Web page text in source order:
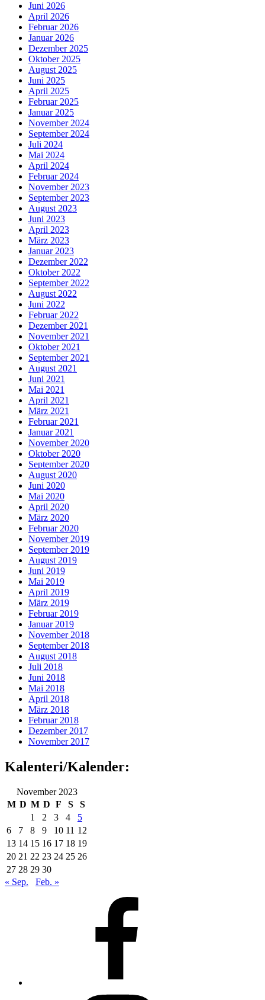
Juni 2026
April 2026
Februar 2026
Januar 2026
Dezember 2025
Oktober 2025
August 2025
Juni 2025
April 2025
Februar 2025
Januar 2025
November 2024
September 2024
Juli 2024
Mai 2024
April 2024
Februar 2024
November 2023
September 2023
August 2023
Juni 2023
April 2023
März 2023
Januar 2023
Dezember 2022
Oktober 2022
September 2022
August 2022
Juni 2022
Februar 2022
Dezember 2021
November 2021
Oktober 2021
September 2021
August 2021
Juni 2021
Mai 2021
April 2021
März 2021
Februar 2021
Januar 2021
November 2020
Oktober 2020
September 2020
August 2020
Juni 2020
Mai 2020
April 2020
März 2020
Februar 2020
November 2019
September 2019
August 2019
Juni 2019
Mai 2019
April 2019
März 2019
Februar 2019
Januar 2019
November 2018
September 2018
August 2018
Juli 2018
Juni 2018
Mai 2018
April 2018
März 2018
Februar 2018
Dezember 2017
November 2017
Kalenteri/Kalender:
November 2023
M D M D F S
S
1
2 3 4
5
6
7 8 9 10 11 12
13 14 15 16 17 18 19
20 21 22 23 24 25 26
27 28 29 30
« Sep.
Feb. »